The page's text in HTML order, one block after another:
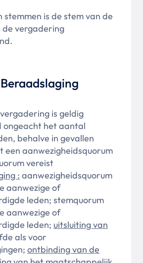
stemmen is de stem van de
vergadering
is geldig
ongeacht het aantal
behalve in gevallen
een aanwezigheidsquorum
vereist
: aanwezigheidsquorum
aanwezige of
leden; stemquorum
aanwezige of
leden; uitsluiting van
als voor
ontbinding van de